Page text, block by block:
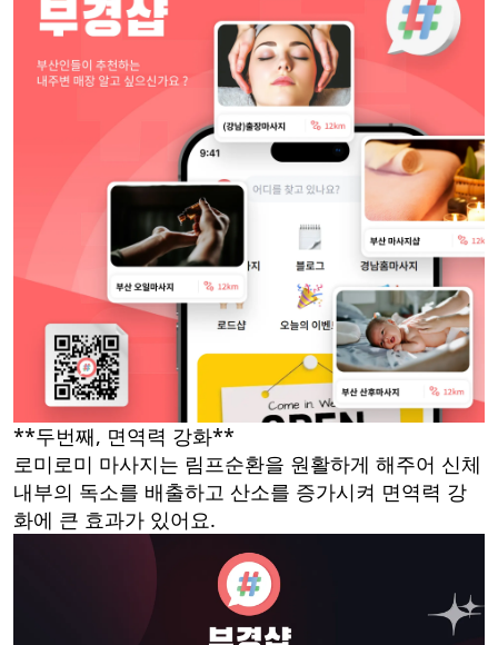
**두번째, 면역력 강화**
로미로미 마사지는 림프순환을 원활하게 해주어 신체
내부의 독소를 배출하고 산소를 증가시켜 면역력 강
화에 큰 효과가 있어요.